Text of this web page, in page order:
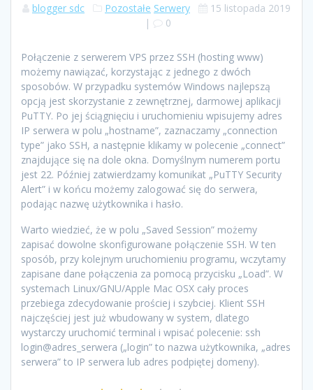
blogger sdc Pozostałe Serwery
15 listopada 2019
|
0
Połączenie z serwerem VPS przez SSH (hosting www)
możemy nawiązać, korzystając z jednego z dwóch
sposobów. W przypadku systemów Windows najlepszą
opcją jest skorzystanie z zewnętrznej, darmowej aplikacji
PuTTY. Po jej ściągnięciu i uruchomieniu wpisujemy adres
IP serwera w polu „hostname”, zaznaczamy „connection
type” jako SSH, a następnie klikamy w polecenie „connect”
znajdujące się na dole okna. Domyślnym numerem portu
jest 22. Później zatwierdzamy komunikat „PuTTY Security
Alert” i w końcu możemy zalogować się do serwera,
podając nazwę użytkownika i hasło.
Warto wiedzieć, że w polu „Saved Session” możemy
zapisać dowolne skonfigurowane połączenie SSH. W ten
sposób, przy kolejnym uruchomieniu programu, wczytamy
zapisane dane połączenia za pomocą przycisku „Load”. W
systemach Linux/GNU/Apple Mac OSX cały proces
przebiega zdecydowanie prościej i szybciej. Klient SSH
najczęściej jest już wbudowany w system, dlatego
wystarczy uruchomić terminal i wpisać polecenie: ssh
login@adres_serwera („login” to nazwa użytkownika, „adres
serwera” to IP serwera lub adres podpiętej domeny).